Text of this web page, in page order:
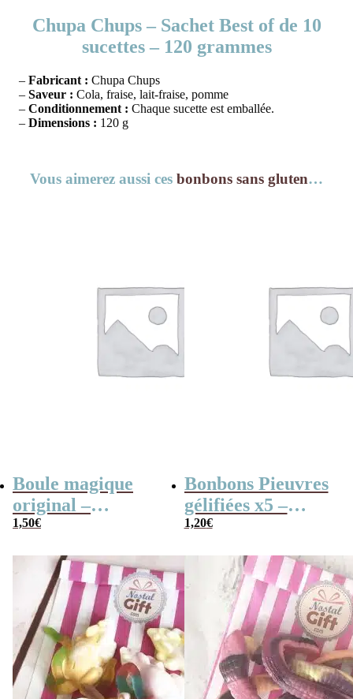
Chupa Chups – Sachet Best of de 10
sucettes – 120 grammes
– Fabricant : Chupa Chups
– Saveur : Cola, fraise, lait-fraise, pomme
– Conditionnement : Chaque sucette est emballée.
– Dimensions : 120 g
Vous aimerez aussi ces bonbons sans gluten…
Boule magique
original –
Jawbreaker 2×3
1,50€
Bonbons Pieuvres
gélifiées x5 –
Ursula – bonbon
1,20€